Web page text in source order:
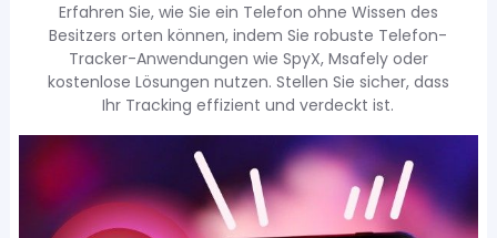
Erfahren Sie, wie Sie ein Telefon ohne Wissen des
Besitzers orten können, indem Sie robuste Telefon-
Tracker-Anwendungen wie SpyX, Msafely oder
kostenlose Lösungen nutzen. Stellen Sie sicher, dass
Ihr Tracking effizient und verdeckt ist.